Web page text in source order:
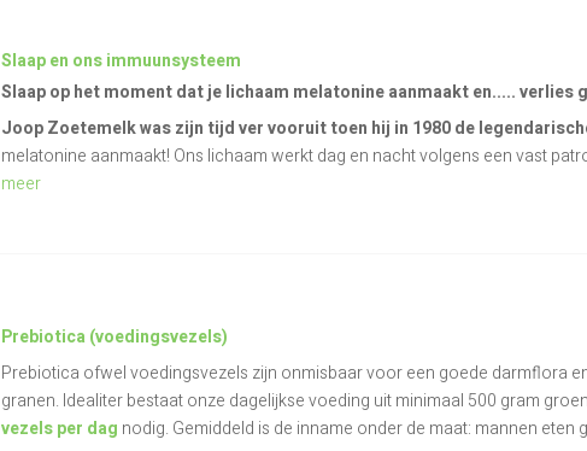
Slaap en ons immuunsysteem
Slaap op het moment dat je lichaam melatonine aanmaakt en.....
Joop Zoetemelk was zijn tijd ver vooruit toen hij in 1980 de
melatonine aanmaakt! Ons lichaam werkt dag en nacht volgens een vast
meer
Prebiotica (voedingsvezels)
Prebiotica ofwel voedingsvezels zijn onmisbaar voor een goede darmflora
granen. Idealiter bestaat onze dagelijkse voeding uit minimaal 500 gram
vezels per dag nodig. Gemiddeld is de inname onder de maat: mannen eten